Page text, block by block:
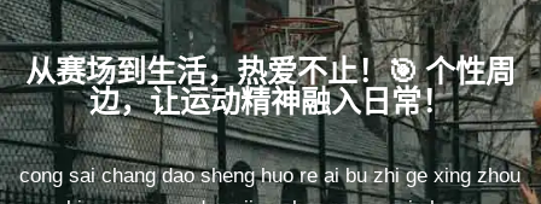
限，超越自我！🏆 赛事直播同步回放，错过
的精彩一键补全！
xian chao yue zi wo sai shi zhi bo tong bu hui fang
cuo guo de jing cai yi jian bu quan